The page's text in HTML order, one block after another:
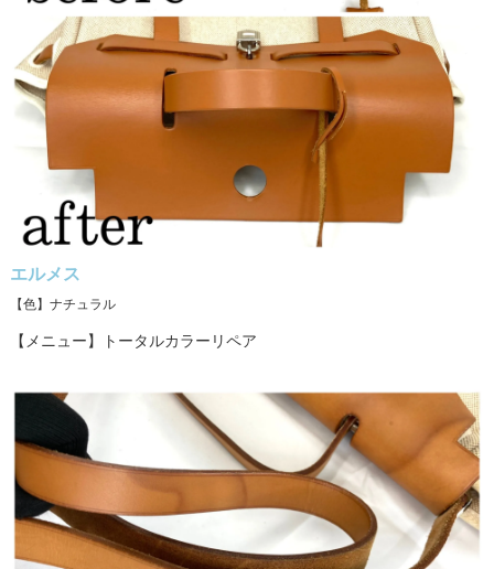
エルメス
【色】ナチュラル
【メニュー】トータルカラーリペア